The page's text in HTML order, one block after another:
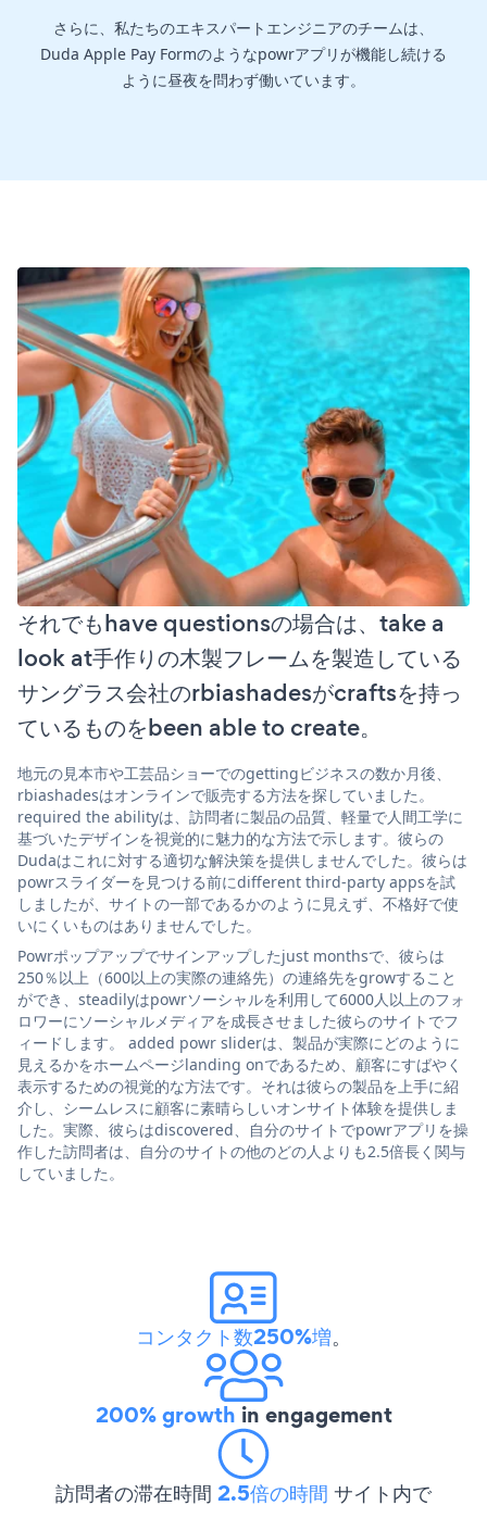
さらに、私たちのエキスパートエンジニアのチームは、
Duda Apple Pay Formのようなpowrアプリが機能し続ける
ように昼夜を問わず働いています。
それでもhave questionsの場合は、take a
look at手作りの木製フレームを製造している
サングラス会社のrbiashadesがcraftsを持っ
ているものをbeen able to create。
地元の見本市や工芸品ショーでのgettingビジネスの数か月後、
rbiashadesはオンラインで販売する方法を探していました。
required the abilityは、訪問者に製品の品質、軽量で人間工学に
基づいたデザインを視覚的に魅力的な方法で示します。彼らの
Dudaはこれに対する適切な解決策を提供しませんでした。彼らは
powrスライダーを見つける前にdifferent third-party appsを試
しましたが、サイトの一部であるかのように見えず、不格好で使
いにくいものはありませんでした。
Powrポップアップでサインアップしたjust monthsで、彼らは
250％以上（600以上の実際の連絡先）の連絡先をgrowすること
ができ、steadilyはpowrソーシャルを利用して6000人以上のフォ
ロワーにソーシャルメディアを成長させました彼らのサイトでフ
ィードします。 added powr sliderは、製品が実際にどのように
見えるかをホームページlanding onであるため、顧客にすばやく
表示するための視覚的な方法です。それは彼らの製品を上手に紹
介し、シームレスに顧客に素晴らしいオンサイト体験を提供しま
した。実際、彼らはdiscovered、自分のサイトでpowrアプリを操
作した訪問者は、自分のサイトの他のどの人よりも2.5倍長く関与
していました。
コンタクト数250%増。
200% growth in engagement
訪問者の滞在時間 2.5倍の時間 サイト内で